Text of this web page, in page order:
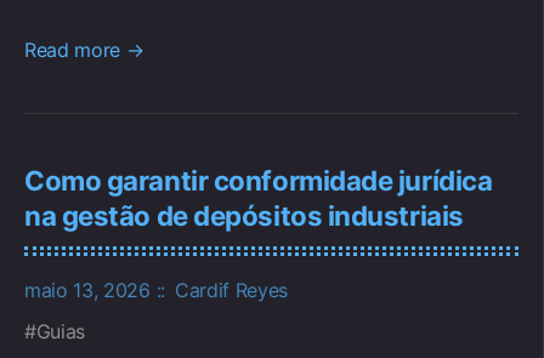
Read more →
Como garantir conformidade jurídica
na gestão de depósitos industriais
maio 13, 2026
Cardif Reyes
Guias